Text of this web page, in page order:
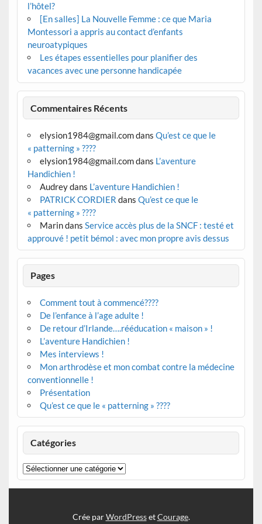
l’hôtel?
[En salles] La Nouvelle Femme : ce que Maria
Montessori a appris au contact d’enfants
neuroatypiques
Les étapes essentielles pour planifier des
vacances avec une personne handicapée
Commentaires Récents
elysion1984@gmail.comdans Qu’est ce que le
« patterning » ????
elysion1984@gmail.comdans L’aventure
Handichien !
Audreydans L’aventure Handichien !
PATRICK CORDIER dans Qu’est ce que le
« patterning » ????
Marindans Service accès plus de la SNCF : testé et
approuvé ! petit bémol : avec mon propre avis dessus
Pages
Comment tout à commencé????
De l’enfance à l’age adulte !
De retour d’Irlande….rééducation « maison » !
L’aventure Handichien !
Mes interviews !
Mon arthrodèse et mon combat contre la médecine
conventionnelle !
Présentation
Qu’est ce que le « patterning » ????
Catégories
Catégories
Crée parWordPressetCourage.